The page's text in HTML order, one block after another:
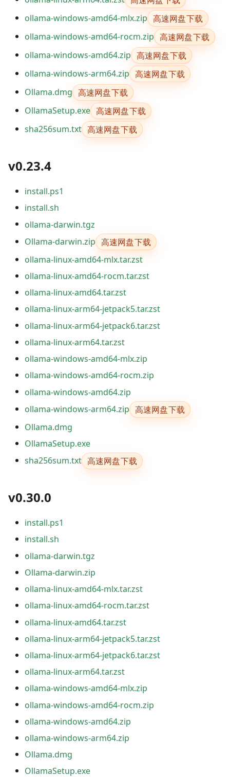
ollama-windows-amd64-mlx.zip 高速网盘下载
ollama-windows-amd64-rocm.zip 高速网盘下载
ollama-windows-amd64.zip 高速网盘下载
ollama-windows-arm64.zip 高速网盘下载
Ollama.dmg 高速网盘下载
OllamaSetup.exe 高速网盘下载
sha256sum.txt 高速网盘下载
v0.23.4
install.ps1
install.sh
ollama-darwin.tgz
Ollama-darwin.zip 高速网盘下载
ollama-linux-amd64-mlx.tar.zst
ollama-linux-amd64-rocm.tar.zst
ollama-linux-amd64.tar.zst
ollama-linux-arm64-jetpack5.tar.zst
ollama-linux-arm64-jetpack6.tar.zst
ollama-linux-arm64.tar.zst
ollama-windows-amd64-mlx.zip
ollama-windows-amd64-rocm.zip
ollama-windows-amd64.zip
ollama-windows-arm64.zip 高速网盘下载
Ollama.dmg
OllamaSetup.exe
sha256sum.txt 高速网盘下载
v0.30.0
install.ps1
install.sh
ollama-darwin.tgz
Ollama-darwin.zip
ollama-linux-amd64-mlx.tar.zst
ollama-linux-amd64-rocm.tar.zst
ollama-linux-amd64.tar.zst
ollama-linux-arm64-jetpack5.tar.zst
ollama-linux-arm64-jetpack6.tar.zst
ollama-linux-arm64.tar.zst
ollama-windows-amd64-mlx.zip
ollama-windows-amd64-rocm.zip
ollama-windows-amd64.zip
ollama-windows-arm64.zip
Ollama.dmg
OllamaSetup.exe